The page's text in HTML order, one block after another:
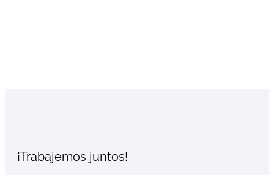
¡Trabajemos juntos!